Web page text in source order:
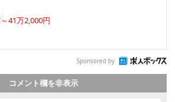
41万2,000円
Sponsored by
コメント欄を非表示